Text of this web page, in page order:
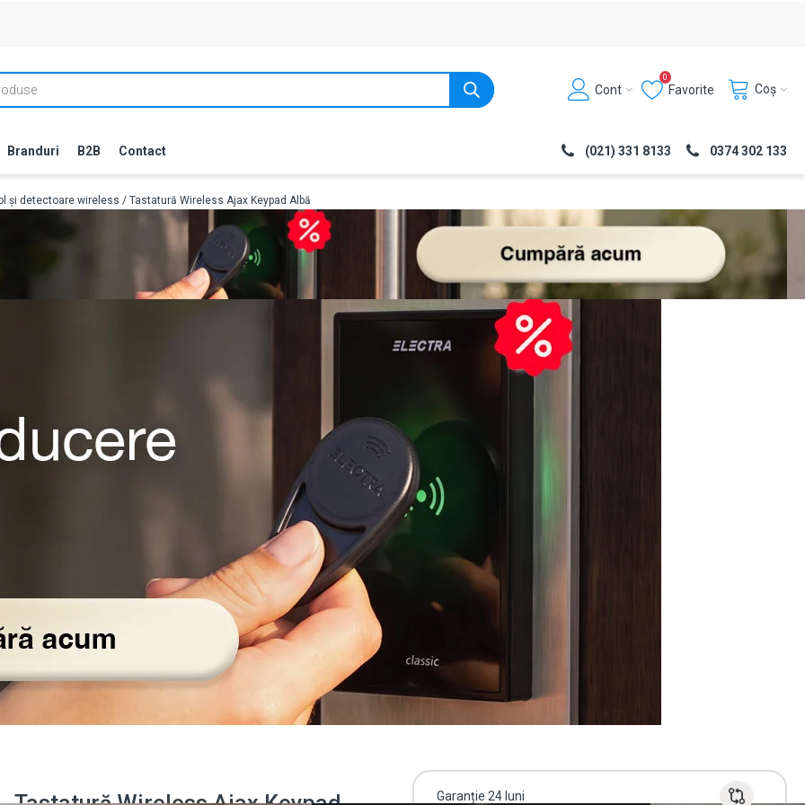
Cont
0
Favorite Coș
Branduri B2B Contact (021) 331 8133 0374 302 133
și detectoare wireless / Tastatură Wireless Ajax Keypad Albă
Garanție 24 luni